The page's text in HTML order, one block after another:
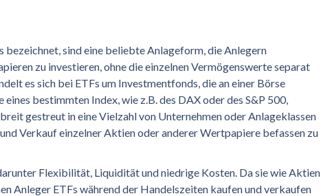
bezeichnet, sind eine beliebte Anlageform, die Anlegern
zu investieren, ohne die einzelnen Vermögenswerte separat
es sich bei ETFs um Investmentfonds, die an einer Börse
bestimmten Index, wie z.B. des DAX oder des S&P 500,
gestreut in eine Vielzahl von Unternehmen oder Anlageklassen
Verkauf einzelner Aktien oder anderer Wertpapiere befassen zu
Flexibilität, Liquidität und niedrige Kosten. Da sie wie Aktien
Anleger ETFs während der Handelszeiten kaufen und verkaufen